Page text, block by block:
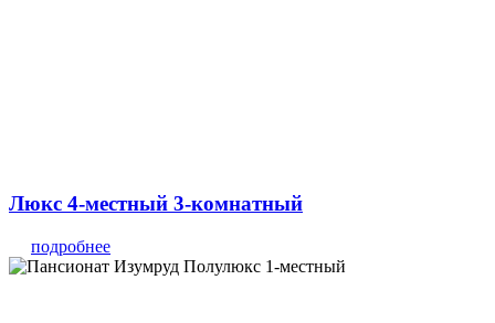
Люкс 4-местный 3-комнатный
подробнее